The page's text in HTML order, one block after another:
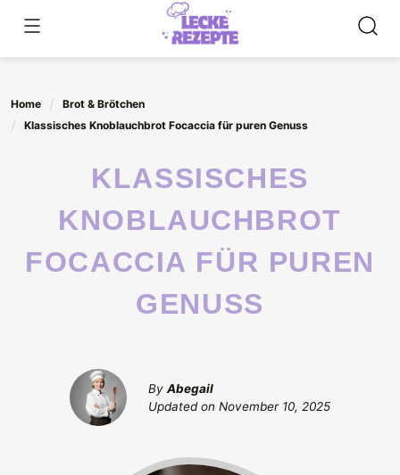
content
Home
Brot & Brötchen
Klassisches Knoblauchbrot Focaccia für puren Genuss
KLASSISCHES
KNOBLAUCHBROT
FOCACCIA FÜR PUREN
GENUSS
By Abegail
Updated on November 10, 2025